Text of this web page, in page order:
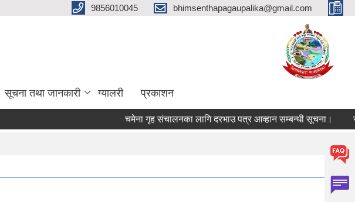
9856010045 bhimsenthapagaupalika@gmail.com
सूचना तथा जानकारी ग्यालरी प्रकाशन
चमेना गृह संचालनका लागि दरभाउ पत्र आव्हान सम्बन्धी सूचना।